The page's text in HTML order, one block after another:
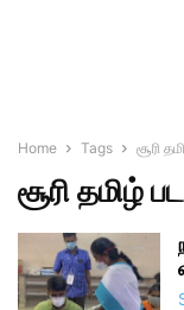
Home Tags சூரி
சூரி தமிழ்